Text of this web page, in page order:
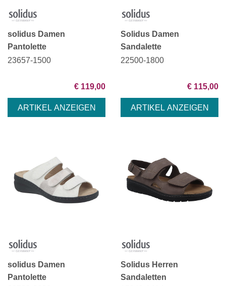
solidus Damen
Pantolette
23657-1500
€ 119,00
Solidus Damen
Sandalette
22500-1800
€ 115,00
solidus Damen
Pantolette
Solidus Herren
Sandaletten